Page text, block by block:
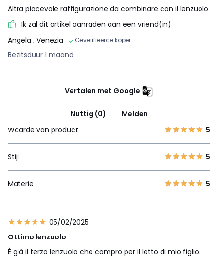
Altra piacevole raffigurazione da combinare con il lenzuolo
Ik zal dit artikel aanraden aan een vriend(in)
Angela , Venezia Geverifieerde koper
Bezitsduur 1 maand
Vertalen met Google
Nuttig (0)
Melden
Waarde van product
5
Stijl 5
Materie 5
05/02/2025
Ottimo lenzuolo
È già il terzo lenzuolo che compro per il letto di mio figlio.